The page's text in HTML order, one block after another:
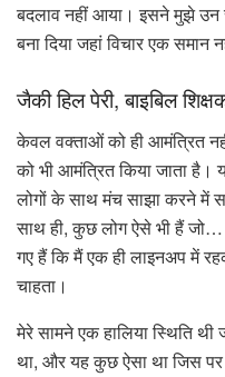
बदलाव नहीं आया। इसने मुझे
बना दिया जहां विचार एक समान
जैकी हिल पेरी, बाइबिल
केवल वक्ताओं को ही आमंत्रित
को भी आमंत्रित किया जाता है।
लोगों के साथ मंच साझा करने में
साथ ही, कुछ लोग ऐसे भी हैं जो…
गए हैं कि मैं एक ही लाइनअप में
चाहता।
मेरे सामने एक हालिया स्थिति
था, और यह कुछ ऐसा था जिस